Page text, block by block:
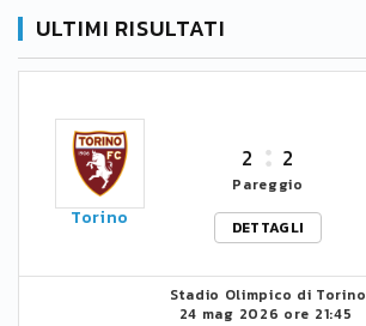
ULTIMI RISULTATI
Torino
2 2
Pareggio
DETTAGLI
Stadio Olimpico di Torino
24 mag 2026 ore 21:45